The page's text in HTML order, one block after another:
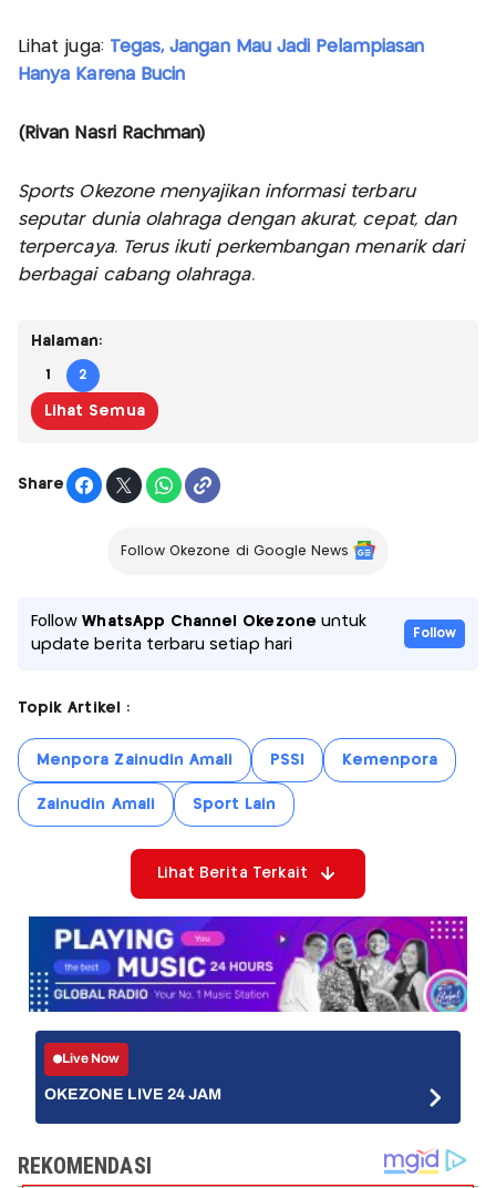
Lihat juga: Tegas, Jangan Mau Jadi Pelampiasan
Hanya Karena Bucin
(Rivan Nasri Rachman)
Sports Okezone menyajikan informasi terbaru
seputar dunia olahraga dengan akurat, cepat, dan
terpercaya. Terus ikuti perkembangan menarik dari
berbagai cabang olahraga.
Halaman:
1 2
Lihat Semua
Share
Follow Okezone di Google News
FollowWhatsApp Channel Okezone untuk
update berita terbaru setiap hari
Follow
Topik Artikel :
Menpora Zainudin Amali PSSI Kemenpora
Zainudin Amali Sport Lain
Lihat Berita Terkait
Live Now
OKEZONE LIVE 24 JAM